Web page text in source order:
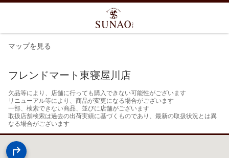
マップを見る
フレンドマート東寝屋川店
欠品等により、店舗に行っても購入できない可能性がございます
リニューアル等により、商品が変更になる場合がございます
一部、検索できない商品、並びに店舗がございます
取扱店舗検索は過去の出荷実績に基づくものであり、最新の取扱状況とは異
なる場合がございます